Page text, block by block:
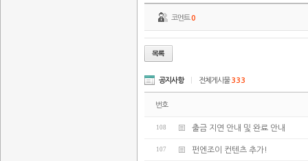
코멘트0
공지사항 전체게시물333
번호
108 출금 지연 안내 및 완료 안내
107 펀엔조이 컨텐츠 추가!